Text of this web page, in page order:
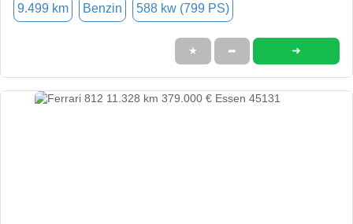
9.499 km Benzin 588 kw (799 PS)
★ ➦ ➜